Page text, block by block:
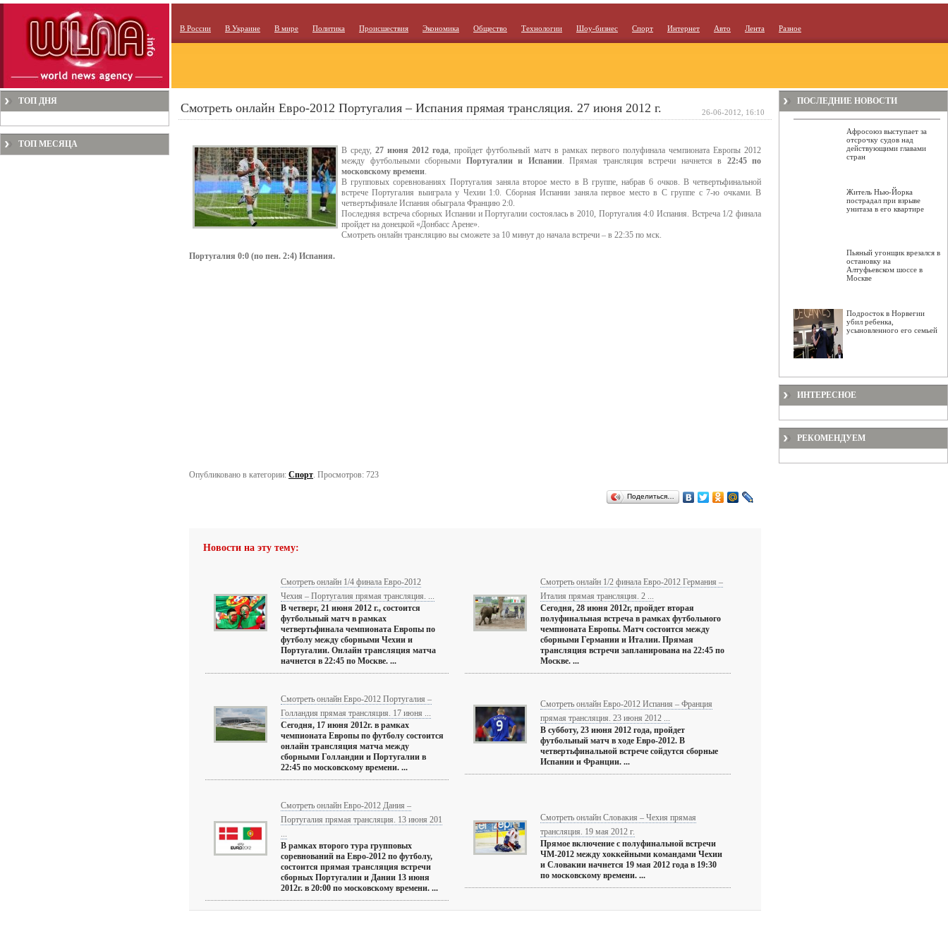
В России В Украине В мире Политика Происшествия Экономика Общество Технологии Шоу-бизнес Спорт Интернет Авто Лента Разное
ТОП ДНЯ
ТОП МЕСЯЦА
Смотреть онлайн Евро-2012 Португалия – Испания прямая трансляция. 27 июня 2012 г.
В среду,27 июня 2012 года, пройдет футбольный матч в рамках первого полуфинала чемпионата Европы 2012
между футбольными сборными Португалии и Испании. Прямая трансляция встречи начнется в 22:45 по
московскому времени.
В групповых соревнованиях Португалия заняла второе место в В группе, набрав 6 очков. В четвертьфинальной
встрече Португалия выиграла у Чехии 1:0. Сборная Испании заняла первое место в С группе с 7-ю очками. В
четвертьфинале Испания обыграла Францию 2:0.
Последняя встреча сборных Испании и Португалии состоялась в 2010, Португалия 4:0 Испания. Встреча 1/2 финала
пройдет на донецкой «Донбасс Арене».
Смотреть онлайн трансляцию вы сможете за 10 минут до начала встречи – в 22:35 по мск.
Португалия 0:0 (по пен. 2:4) Испания.
Опубликовано в категории: Спорт. Просмотров: 723
Поделиться…
Новости на эту тему:
Смотреть онлайн 1/4 финала Евро-2012
Чехия – Португалия прямая трансляция. ...
В четверг, 21 июня 2012 г., состоится
футбольный матч в рамках
четвертьфинала чемпионата Европы по
футболу между сборными Чехии и
Португалии. Онлайн трансляция матча
начнется в 22:45 по Москве. ...
Смотреть онлайн 1/2 финала Евро-2012 Германия –
Италия прямая трансляция. 2 ...
Сегодня, 28 июня 2012г, пройдет вторая
полуфинальная встреча в рамках футбольного
чемпионата Европы. Матч состоится между
сборными Германии и Италии. Прямая
трансляция встречи запланирована на 22:45 по
Москве. ...
Смотреть онлайн Евро-2012 Португалия –
Голландия прямая трансляция. 17 июня ...
Сегодня, 17 июня 2012г. в рамках
чемпионата Европы по футболу состоится
онлайн трансляция матча между
сборными Голландии и Португалии в
22:45 по московскому времени. ...
Смотреть онлайн Евро-2012 Испания – Франция
прямая трансляция. 23 июня 2012 ...
В субботу, 23 июня 2012 года, пройдет
футбольный матч в ходе Евро-2012. В
четвертьфинальной встрече сойдутся сборные
Испании и Франции. ...
Смотреть онлайн Евро-2012 Дания –
Португалия прямая трансляция. 13 июня 201
...
В рамках второго тура групповых
соревнований на Евро-2012 по футболу,
состоится прямая трансляция встречи
сборных Португалии и Дании 13 июня
2012г. в 20:00 по московскому времени. ...
Смотреть онлайн Словакия – Чехия прямая
трансляция. 19 мая 2012 г.
Прямое включение с полуфинальной встречи
ЧМ-2012 между хоккейными командами Чехии
и Словакии начнется 19 мая 2012 года в 19:30
по московскому времени. ...
26-06-2012, 16:10
ПОСЛЕДНИЕ НОВОСТИ
Афросоюз выступает за
отсрочку судов над
действующими главами
стран
Житель Нью-Йорка
пострадал при взрыве
унитаза в его квартире
Пьяный угонщик врезался в
остановку на
Алтуфьевском шоссе в
Москве
Подросток в Норвегии
убил ребенка,
усыновленного его семьей
ИНТЕРЕСНОЕ
РЕКОМЕНДУЕМ